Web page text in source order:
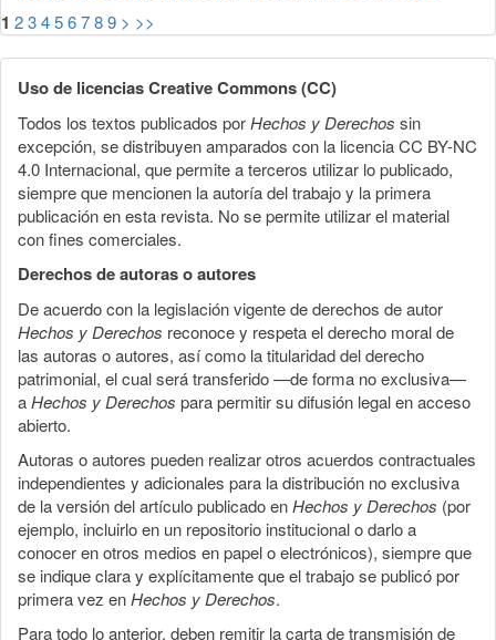
1 23456789 > >>
Uso de licencias Creative Commons (CC)
Todos los textos publicados porHechos y Derechos sin
excepción, se distribuyen amparados con la licencia CC BY-NC
4.0 Internacional, que permite a terceros utilizar lo publicado,
siempre que mencionen la autoría del trabajo y la primera
publicación en esta revista. No se permite utilizar el material
con fines comerciales.
Derechos de autoras o autores
De acuerdo con la legislación vigente de derechos de autor
Hechos y Derechos reconoce y respeta el derecho moral de
las autoras o autores, así como la titularidad del derecho
patrimonial, el cual será transferido —de forma no exclusiva—
aHechos y Derechos para permitir su difusión legal en acceso
abierto.
Autoras o autores pueden realizar otros acuerdos contractuales
independientes y adicionales para la distribución no exclusiva
de la versión del artículo publicado enHechos y Derechos (por
ejemplo, incluirlo en un repositorio institucional o darlo a
conocer en otros medios en papel o electrónicos), siempre que
se indique clara y explícitamente que el trabajo se publicó por
primera vez enHechos y Derechos.
Para todo lo anterior, deben remitir la carta de transmisión de